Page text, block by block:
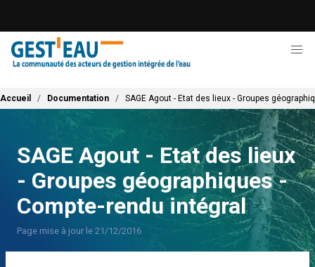
contenu
principal
Fil d'Ariane
Accueil Documentation SAGE Agout - Etat des lieux - Groupes
SAGE Agout - Etat des lieux
- Groupes géographiques -
Compte-rendu intégral
Page mise à jour le 21/12/2016